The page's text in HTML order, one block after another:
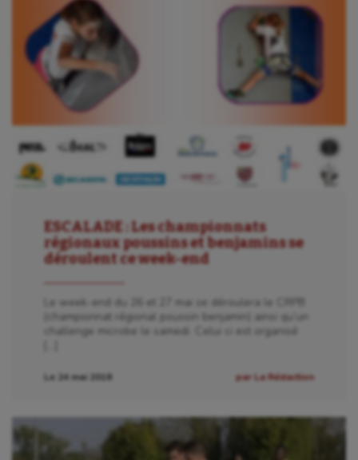
Escrime
Fitness
Flag football
Football américain
Gymnastique
Gymnastique rythmique
Handisport
Jeux Olympiques et Paralympiques
Kayak-polo
Korfbal
ESCALADE : Les championnats
régionaux poussins et benjamins se
déroulent ce week-end
Le week-end du 26 et 27 mai se déroulera le CRPB
(championnat régional poussin benjamin) ainsi qu’un
challenge microbe le samedi. Celui ci est organisé
Le 24 mai 2018 par La Rédaction